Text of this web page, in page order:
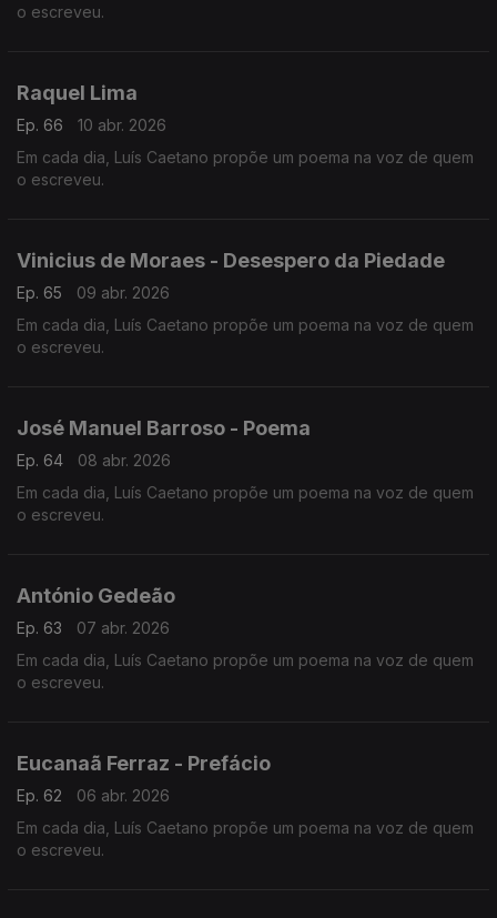
o escreveu.
Raquel Lima
Ep. 66
10 abr. 2026
Em cada dia, Luís Caetano propõe um poema na voz de quem
o escreveu.
Vinicius de Moraes - Desespero da Piedade
Ep. 65
09 abr. 2026
Em cada dia, Luís Caetano propõe um poema na voz de quem
o escreveu.
José Manuel Barroso - Poema
Ep. 64
08 abr. 2026
Em cada dia, Luís Caetano propõe um poema na voz de quem
o escreveu.
António Gedeão
Ep. 63
07 abr. 2026
Em cada dia, Luís Caetano propõe um poema na voz de quem
o escreveu.
Eucanaã Ferraz - Prefácio
Ep. 62
06 abr. 2026
Em cada dia, Luís Caetano propõe um poema na voz de quem
o escreveu.